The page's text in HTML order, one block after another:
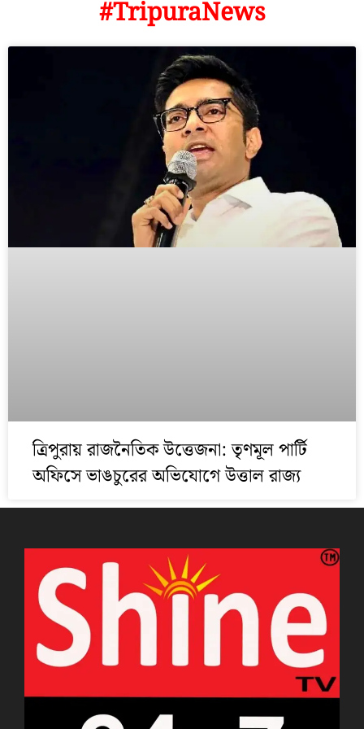
#TripuraNews
ত্রিপুরায় রাজনৈতিক উত্তেজনা: তৃণমূল পার্টি
অফিসে ভাঙচুরের অভিযোগে উত্তাল রাজ্য